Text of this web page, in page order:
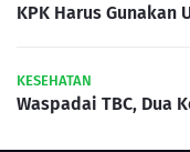
KPK Harus Gunakan
KESEHATAN
Waspadai TBC, Dua